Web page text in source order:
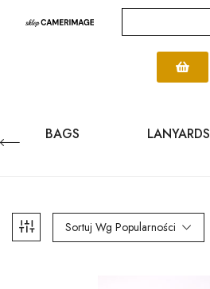
BAGS LANYARDS
Sortuj Wg Popularności